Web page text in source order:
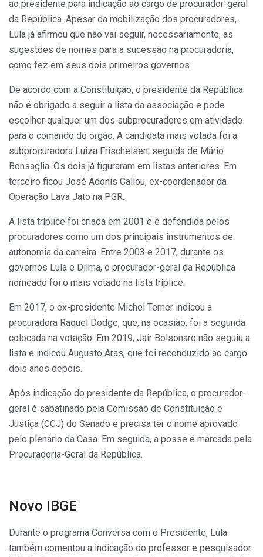
ao presidente para indicação ao cargo de procurador-geral
da República. Apesar da mobilização dos procuradores,
Lula já afirmou que não vai seguir, necessariamente, as
sugestões de nomes para a sucessão na procuradoria,
como fez em seus dois primeiros governos.
De acordo com a Constituição, o presidente da República
não é obrigado a seguir a lista da associação e pode
escolher qualquer um dos subprocuradores em atividade
para o comando do órgão. A candidata mais votada foi a
subprocuradora Luiza Frischeisen, seguida de Mário
Bonsaglia. Os dois já figuraram em listas anteriores. Em
terceiro ficou José Adonis Callou, ex-coordenador da
Operação Lava Jato na PGR.
A lista tríplice foi criada em 2001 e é defendida pelos
procuradores como um dos principais instrumentos de
autonomia da carreira. Entre 2003 e 2017, durante os
governos Lula e Dilma, o procurador-geral da República
nomeado foi o mais votado na lista tríplice.
Em 2017, o ex-presidente Michel Temer indicou a
procuradora Raquel Dodge, que, na ocasião, foi a segunda
colocada na votação. Em 2019, Jair Bolsonaro não seguiu a
lista e indicou Augusto Aras, que foi reconduzido ao cargo
dois anos depois.
Após indicação do presidente da República, o procurador-
geral é sabatinado pela Comissão de Constituição e
Justiça (CCJ) do Senado e precisa ter o nome aprovado
pelo plenário da Casa. Em seguida, a posse é marcada pela
Procuradoria-Geral da República.
Novo IBGE
Durante o programa Conversa com o Presidente, Lula
também comentou a indicação do professor e pesquisador